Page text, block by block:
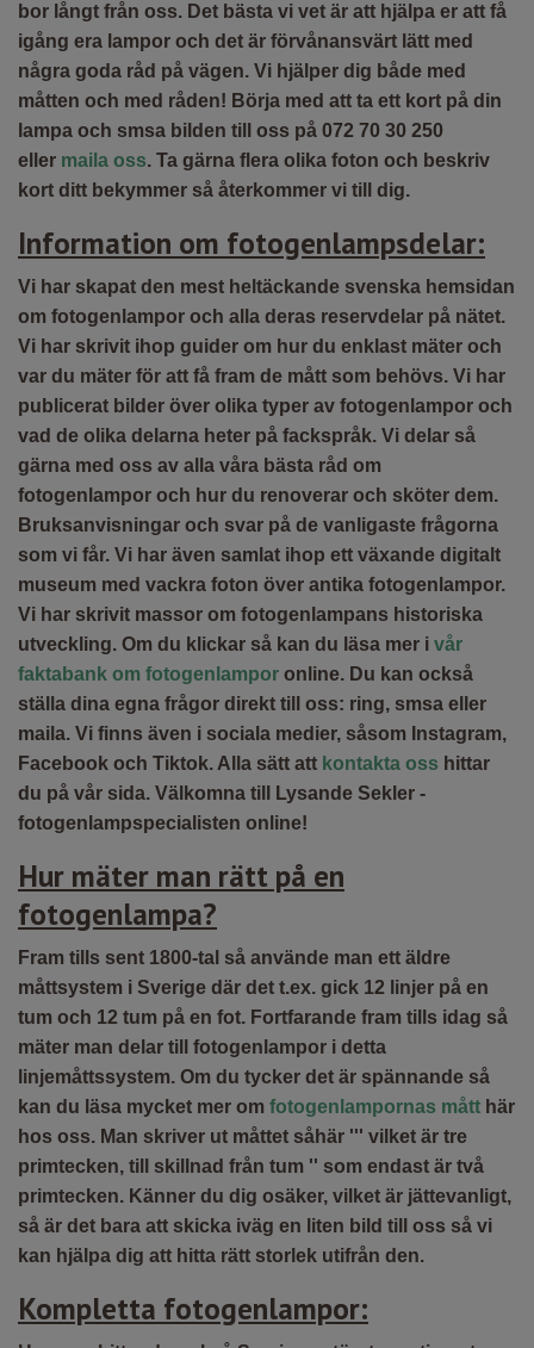
bor långt från oss. Det bästa vi vet är att hjälpa er att få
igång era lampor och det är förvånansvärt lätt med
några goda råd på vägen. Vi hjälper dig både med
måtten och med råden! Börja med att ta ett kort på din
lampa och smsa bilden till oss på 072 70 30 250
eller maila oss. Ta gärna flera olika foton och beskriv
kort ditt bekymmer så återkommer vi till dig.
Information om fotogenlampsdelar:
Vi har skapat den mest heltäckande svenska hemsidan
om fotogenlampor och alla deras reservdelar på nätet.
Vi har skrivit ihop guider om hur du enklast mäter och
var du mäter för att få fram de mått som behövs. Vi har
publicerat bilder över olika typer av fotogenlampor och
vad de olika delarna heter på fackspråk. Vi delar så
gärna med oss av alla våra bästa råd om
fotogenlampor och hur du renoverar och sköter dem.
Bruksanvisningar och svar på de vanligaste frågorna
som vi får. Vi har även samlat ihop ett växande digitalt
museum med vackra foton över antika fotogenlampor.
Vi har skrivit massor om fotogenlampans historiska
utveckling. Om du klickar så kan du läsa mer i vår
faktabank om fotogenlampor online. Du kan också
ställa dina egna frågor direkt till oss: ring, smsa eller
maila. Vi finns även i sociala medier, såsom Instagram,
Facebook och Tiktok. Alla sätt att kontakta oss hittar
du på vår sida. Välkomna till Lysande Sekler -
fotogenlampspecialisten online!
Hur mäter man rätt på en
fotogenlampa?
Fram tills sent 1800-tal så använde man ett äldre
måttsystem i Sverige där det t.ex. gick 12 linjer på en
tum och 12 tum på en fot. Fortfarande fram tills idag så
mäter man delar till fotogenlampor i detta
linjemåttssystem. Om du tycker det är spännande så
kan du läsa mycket mer om fotogenlampornas mått här
hos oss. Man skriver ut måttet såhär ''' vilket är tre
primtecken, till skillnad från tum '' som endast är två
primtecken. Känner du dig osäker, vilket är jättevanligt,
så är det bara att skicka iväg en liten bild till oss så vi
kan hjälpa dig att hitta rätt storlek utifrån den.
Kompletta fotogenlampor: